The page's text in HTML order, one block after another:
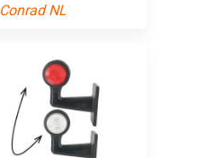
Conrad NL